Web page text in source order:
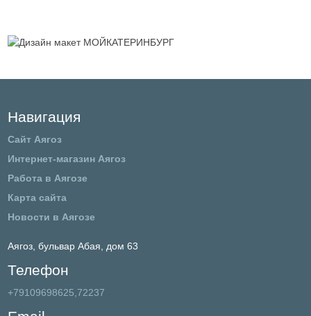
Навигация
Сайт Аягоз
Интернет-магазин Аягоз
Работа в Аягозе
Карта сайта
Новости в Аягозе
Аягоз, бульвар Абая, дом 63
Телефон
+79109698625,72237